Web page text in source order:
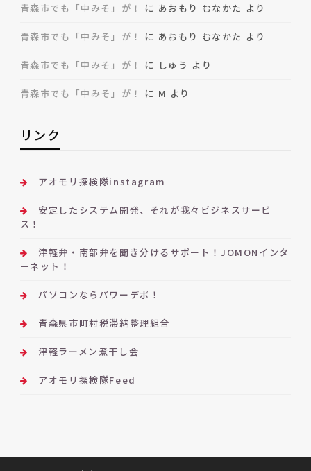
青森市でも「中みそ」が！ に あおもり むなかた より
青森市でも「中みそ」が！ に あおもり むなかた より
青森市でも「中みそ」が！ に しゅう より
青森市でも「中みそ」が！ に M より
リンク
アオモリ探検隊instagram
安定したシステム開発、それが我々ビジネスサービ
ス！
津軽弁・南部弁を聞き分けるサポート！JOMONインタ
ーネット！
パソコンならパワーデポ！
青森県市町村税滞納整理組合
津軽ラーメン煮干し会
アオモリ探検隊Feed